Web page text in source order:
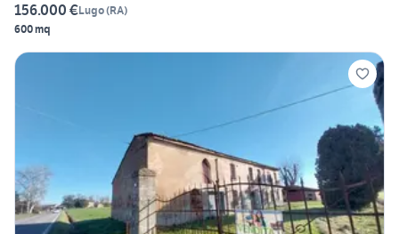
156.000 €Lugo(RA)
600 mq